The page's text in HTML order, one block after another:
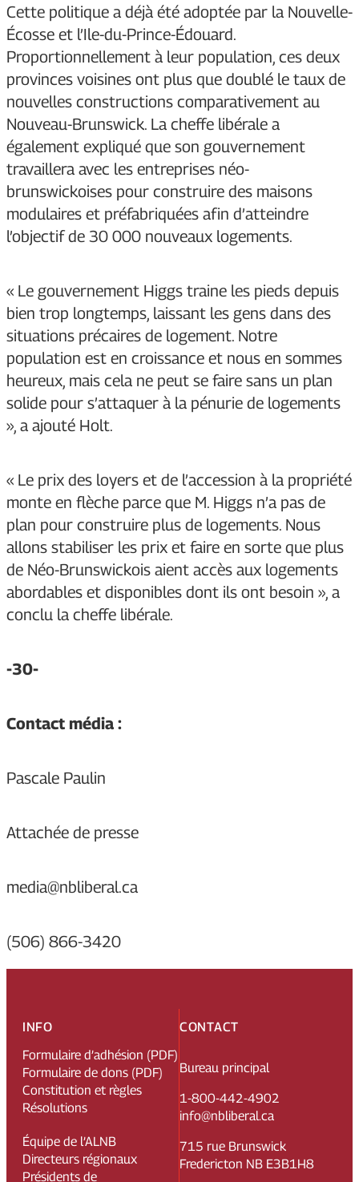
Cette politique a déjà été adoptée par la Nouvelle-
Écosse et l’Ile-du-Prince-Édouard.
Proportionnellement à leur population, ces deux
provinces voisines ont plus que doublé le taux de
nouvelles constructions comparativement au
Nouveau-Brunswick. La cheffe libérale a
également expliqué que son gouvernement
travaillera avec les entreprises néo-
brunswickoises pour construire des maisons
modulaires et préfabriquées afin d’atteindre
l’objectif de 30 000 nouveaux logements.
« Le gouvernement Higgs traine les pieds depuis
bien trop longtemps, laissant les gens dans des
situations précaires de logement. Notre
population est en croissance et nous en sommes
heureux, mais cela ne peut se faire sans un plan
solide pour s’attaquer à la pénurie de logements
», a ajouté Holt.
« Le prix des loyers et de l’accession à la propriété
monte en flèche parce que M. Higgs n’a pas de
plan pour construire plus de logements. Nous
allons stabiliser les prix et faire en sorte que plus
de Néo-Brunswickois aient accès aux logements
abordables et disponibles dont ils ont besoin », a
conclu la cheffe libérale.
-30-
Contact média :
Pascale Paulin
Attachée de presse
media@nbliberal.ca
(506) 866-3420
CONTACT
Bureau principal
1-800-442-4902
info@nbliberal.ca
715 rue Brunswick
Fredericton NB E3B1H8
INFO
Formulaire d’adhésion (PDF)
Formulaire de dons (PDF)
Constitution et règles
Résolutions
Équipe de l’ALNB
Directeurs régionaux
Présidents de